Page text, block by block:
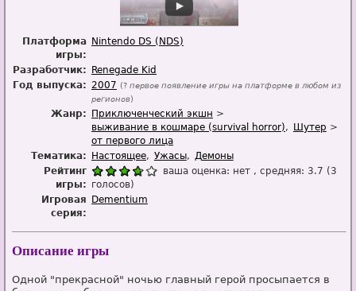
Платформа
игры:
Nintendo DS (NDS)
Разработчик:
Renegade Kid
Год выпуска: 2007 (? первое появление игры на платформе в любом из
регионов)
Жанр:
Приключенческий экшн
выживание в кошмаре (survival horror)
Шутер
от первого лица
Тематика:
Настоящее Ужасы
Демоны
Рейтинг
игры:
ваша оценка: нет , средняя: 3.7 ( 3
голосов)
Игровая
серия:
Dementium
Описание игры
Одной "прекрасной" ночью главный герой просыпается в